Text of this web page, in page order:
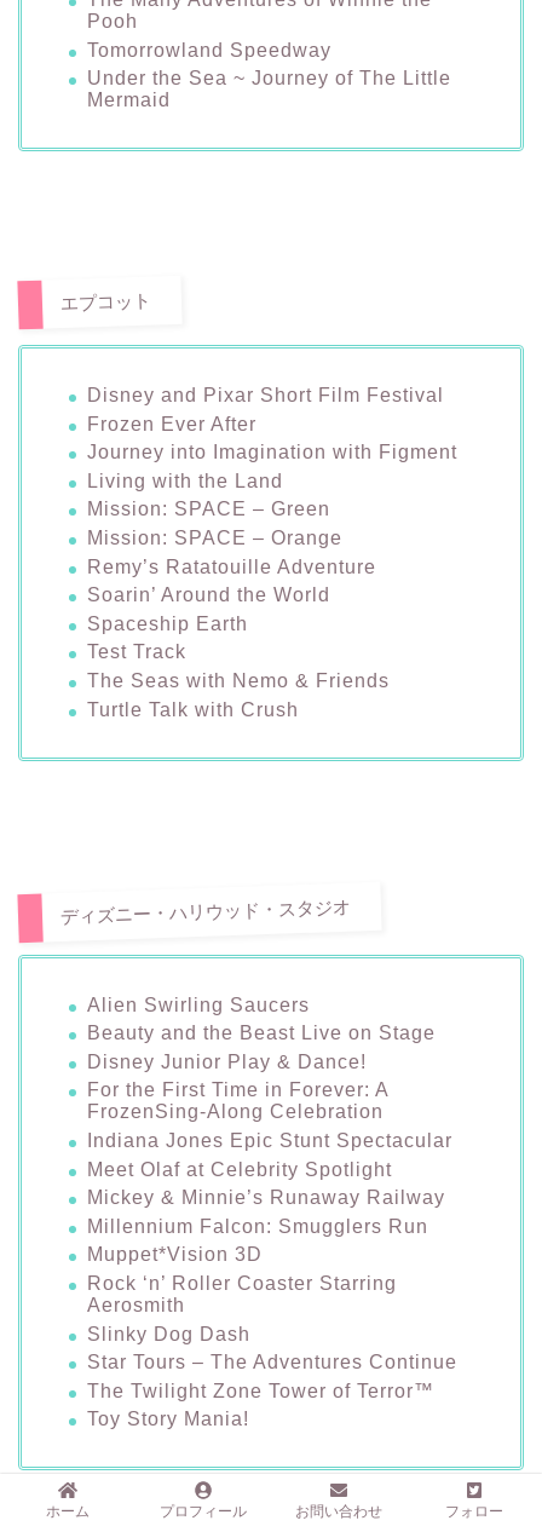
Pooh
Tomorrowland Speedway
Under the Sea ~ Journey of The Little
Mermaid
エプコット
Disney and Pixar Short Film Festival
Frozen Ever After
Journey into Imagination with Figment
Living with the Land
Mission: SPACE – Green
Mission: SPACE – Orange
Remy’s Ratatouille Adventure
Soarin’ Around the World
Spaceship Earth
Test Track
The Seas with Nemo & Friends
Turtle Talk with Crush
ディズニー・ハリウッド・スタジオ
Alien Swirling Saucers
Beauty and the Beast Live on Stage
Disney Junior Play & Dance!
For the First Time in Forever: A
FrozenSing-Along Celebration
Indiana Jones Epic Stunt Spectacular
Meet Olaf at Celebrity Spotlight
Mickey & Minnie’s Runaway Railway
Millennium Falcon: Smugglers Run
Muppet*Vision 3D
Rock ‘n’ Roller Coaster Starring
Aerosmith
Slinky Dog Dash
Star Tours – The Adventures Continue
The Twilight Zone Tower of Terror™
Toy Story Mania!
ホーム プロフィール お問い合わせ フォロー